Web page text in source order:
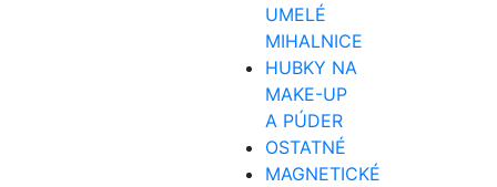
UMELÉ
MIHALNICE
HUBKY NA
MAKE-UP
A PÚDER
OSTATNÉ
MAGNETICKÉ